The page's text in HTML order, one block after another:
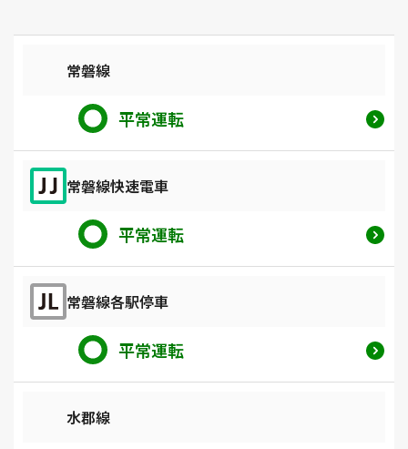
常磐線
平常運転
常磐線快速電車
平常運転
常磐線各駅停車
平常運転
水郡線